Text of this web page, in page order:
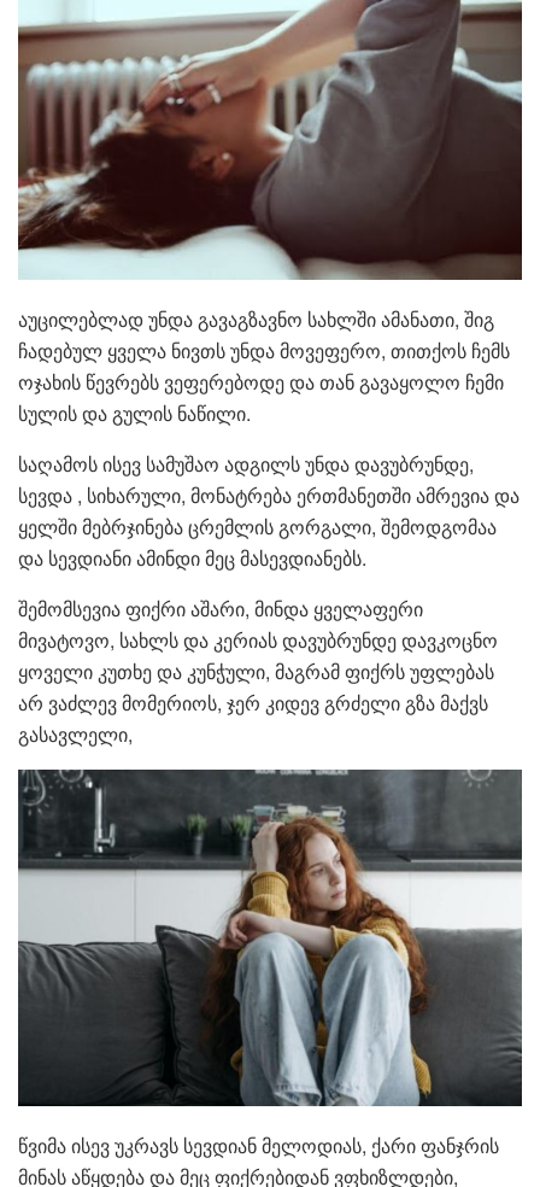
აუცილებლად უნდა გავაგზავნო სახლში ამანათი, შიგ
ჩადებულ ყველა ნივთს უნდა მოვეფერო, თითქოს ჩემს
ოჯახის წევრებს ვეფერებოდე და თან გავაყოლო ჩემი
სულის და გულის ნაწილი.
საღამოს ისევ სამუშაო ადგილს უნდა დავუბრუნდე,
სევდა , სიხარული, მონატრება ერთმანეთში ამრევია და
ყელში მებრჯინება ცრემლის გორგალი, შემოდგომაა
და სევდიანი ამინდი მეც მასევდიანებს.
შემომსევია ფიქრი აშარი, მინდა ყველაფერი
მივატოვო, სახლს და კერიას დავუბრუნდე დავკოცნო
ყოველი კუთხე და კუნჭული, მაგრამ ფიქრს უფლებას
არ ვაძლევ მომერიოს, ჯერ კიდევ გრძელი გზა მაქვს
გასავლელი,
წვიმა ისევ უკრავს სევდიან მელოდიას, ქარი ფანჯრის
მინას აწყდება და მეც ფიქრებიდან ვფხიზლდები,